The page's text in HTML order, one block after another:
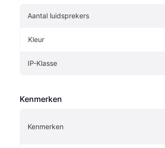
Aantal luidsprekers
Kleur
IP-Klasse
Kenmerken
Kenmerken